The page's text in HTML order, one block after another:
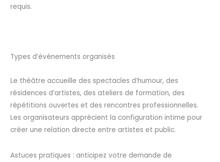
requis.
Types d’événements organisés
Le théâtre accueille des spectacles d’humour, des
résidences d’artistes, des ateliers de formation, des
répétitions ouvertes et des rencontres professionnelles.
Les organisateurs apprécient la configuration intime pour
créer une relation directe entre artistes et public.
Astuces pratiques : anticipez votre demande de